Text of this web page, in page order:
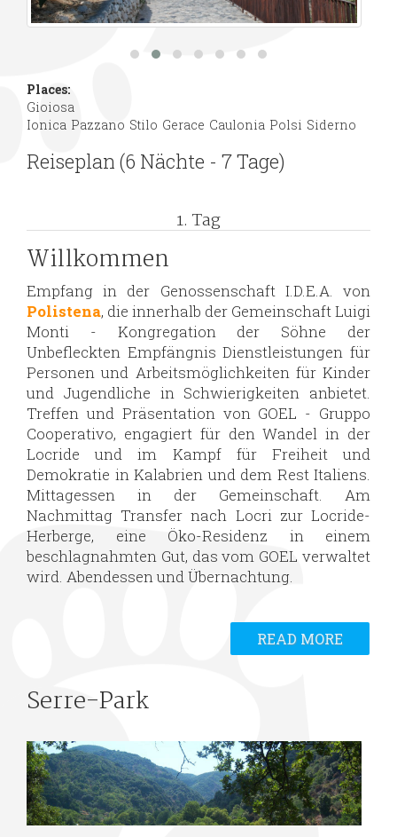
Places:
Gioiosa
Ionica Pazzano Stilo Gerace Caulonia Polsi Siderno
Reiseplan (6 Nächte - 7 Tage)
1. Tag
Willkommen
Empfang in der Genossenschaft I.D.E.A. von
Polistena, die innerhalb der Gemeinschaft Luigi
Monti - Kongregation der Söhne der
Unbefleckten Empfängnis Dienstleistungen für
Personen und Arbeitsmöglichkeiten für Kinder
und Jugendliche in Schwierigkeiten anbietet.
Treffen und Präsentation von GOEL - Gruppo
Cooperativo, engagiert für den Wandel in der
Locride und im Kampf für Freiheit und
Demokratie in Kalabrien und dem Rest Italiens.
Mittagessen in der Gemeinschaft. Am
Nachmittag Transfer nach Locri zur Locride-
Herberge, eine Öko-Residenz in einem
beschlagnahmten Gut, das vom GOEL verwaltet
wird. Abendessen und Übernachtung.
READ MORE
Serre-Park